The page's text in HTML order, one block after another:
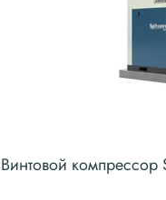
Винтовой компрессор